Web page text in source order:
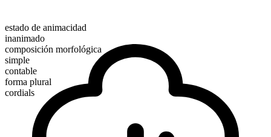
estado de animacidad
inanimado
composición morfológica
simple
contable
forma plural
cordials